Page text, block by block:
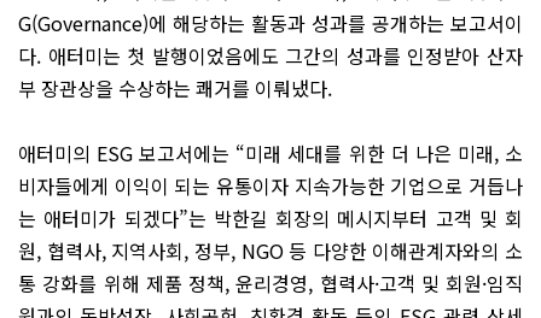
G(Governance)에 해당하는 활동과 성과를 공개하는 보고서이
다. 애터미는 첫 발행이었음에도 그간의 성과를 인정받아 산자
부 장관상을 수상하는 쾌거를 이뤄냈다.
애터미의 ESG 보고서에는 “미래 세대를 위한 더 나은 미래, 소
비자들에게 이익이 되는 유통이자 지속가능한 기업으로 거듭나
는 애터미가 되겠다”는 박한길 회장의 메시지부터 고객 및 회
원, 협력사, 지역사회, 정부, NGO 등 다양한 이해관계자와의 소
통 강화를 위해 제품 정책, 윤리경영, 협력사·고객 및 회원·임직